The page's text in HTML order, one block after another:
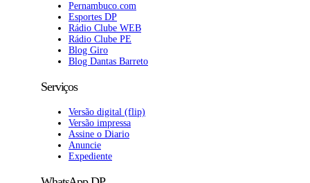
Pernambuco.com
Esportes DP
Rádio Clube WEB
Rádio Clube PE
Blog Giro
Blog Dantas Barreto
Serviços
Versão digital (flip)
Versão impressa
Assine o Diario
Anuncie
Expediente